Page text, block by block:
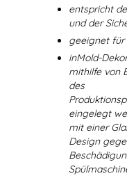
entspricht
und der
geeignet für
inMold-
mithilfe von
des
eingelegt
mit einer
Design